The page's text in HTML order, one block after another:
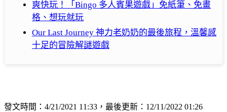
爽快玩！「Bingo 多人賓果遊戲」免紙筆、免畫
格、想玩就玩
Our Last Journey 神力老奶奶的最後旅程，溫馨感
十足的冒險解謎遊戲
發文時間：4/21/2021 11:33，最後更新：12/11/2022 01:26